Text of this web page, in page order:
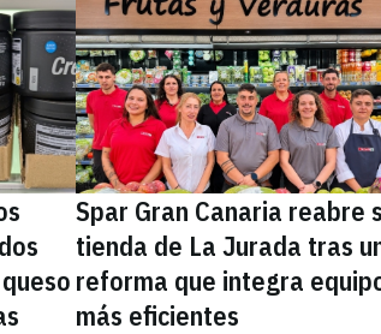
Spar Gran Canaria reabre
tienda de La Jurada tras
reforma que integra
más eficientes